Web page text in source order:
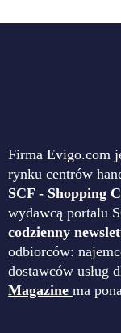
Firma Evigo.com
rynku centrów
SCF - Shopping
wydawcą portalu
codzienny
odbiorców:
dostawców usług
Magazine ma